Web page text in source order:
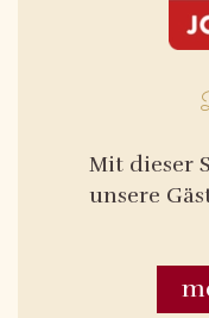
Mit dieser
unsere